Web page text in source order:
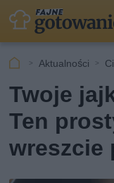
Aktualności
Twoje
Ten
wreszcie